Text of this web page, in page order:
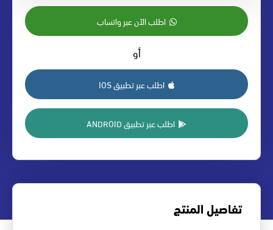
اطلب الآن عبر واتساب
أو
اطلب عبر تطبيق IOS
اطلب عبر تطبيق ANDROID
تفاصيل المنتج